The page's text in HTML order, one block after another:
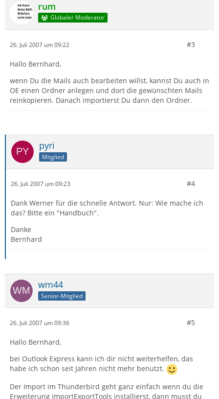
rum
Globaler Moderator
26. Juli 2007 um 09:22 #3
Hallo Bernhard,
wenn Du die Mails auch bearbeiten willst, kannst Du auch in
OE einen Ordner anlegen und dort die gewünschten Mails
reinkopieren. Danach importierst Du dann den Ordner.
pyri
Mitglied
26. Juli 2007 um 09:23 #4
Dank Werner für die schnelle Antwort. Nur: Wie mache ich
das? Bitte ein "Handbuch".
Danke
Bernhard
wm44
Senior-Mitglied
26. Juli 2007 um 09:36 #5
Hallo Bernhard,
bei Outlook Express kann ich dir nicht weiterhelfen, das
habe ich schon seit Jahren nicht mehr benutzt.
Der Import im Thunderbird geht ganz einfach wenn du die
Erweiterung ImportExportTools installierst, dann musst du